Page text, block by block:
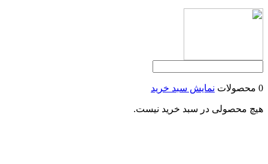
0 محصولات نمایش سبد خرید
هیچ محصولی در سبد خرید نیست.